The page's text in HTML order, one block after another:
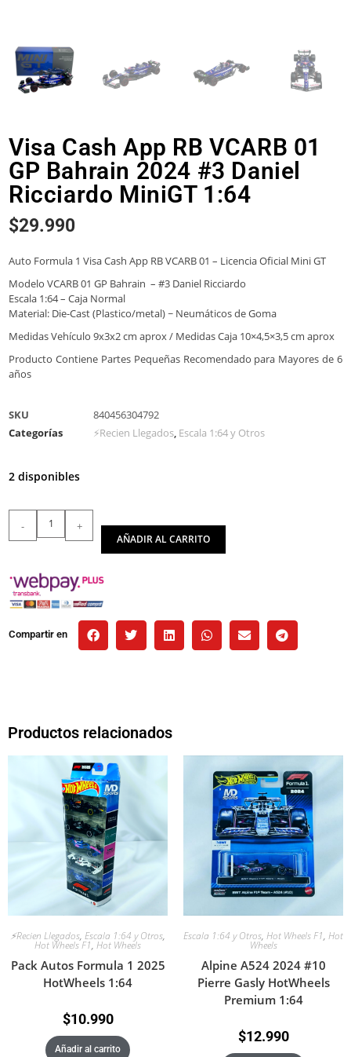
Visa Cash App RB VCARB 01
GP Bahrain 2024 #3 Daniel
Ricciardo MiniGT 1:64
$29.990
Auto Formula 1 Visa Cash App RB VCARB 01 – Licencia Oficial Mini GT
Modelo VCARB 01 GP Bahrain – #3 Daniel Ricciardo
Escala 1:64 – Caja Normal
Material: Die-Cast (Plastico/metal) ~ Neumáticos de Goma
Medidas Vehículo 9x3x2 cm aprox / Medidas Caja 10×4,5×3,5 cm aprox
Producto Contiene Partes Pequeñas Recomendado para Mayores de 6
años
SKU
840456304792
Categorías
⚡Recien Llegados, Escala 1:64 y Otros
2 disponibles
- +
AÑADIR AL CARRITO
Compartir en
Productos relacionados
⚡Recien Llegados, Escala 1:64 y Otros,
Hot Wheels F1, Hot Wheels
Pack Autos Formula 1 2025
HotWheels 1:64
$10.990
Añadir al carrito
Escala 1:64 y Otros, Hot Wheels F1, Hot
Wheels
Alpine A524 2024 #10
Pierre Gasly HotWheels
Premium 1:64
$12.990